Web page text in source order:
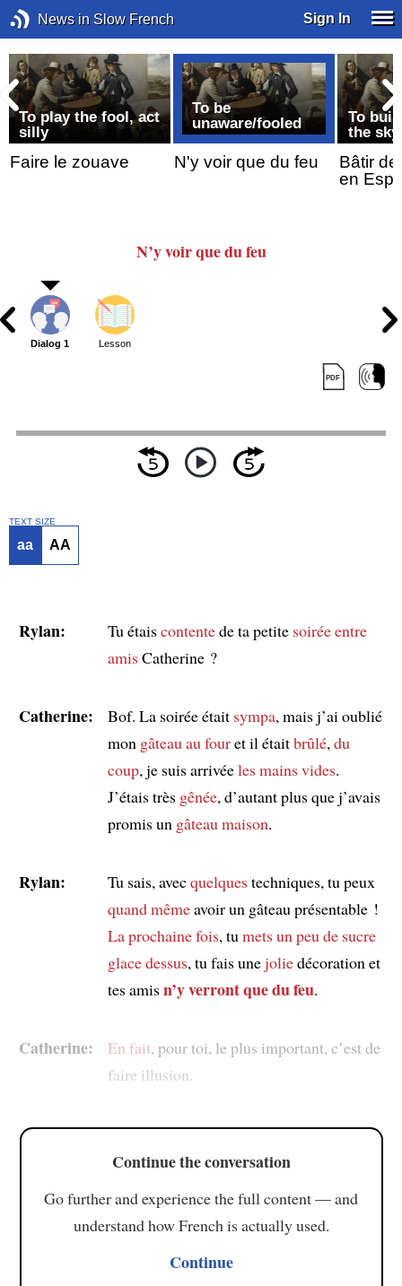
News in Slow French Sign In
To play the fool, act
silly
Faire le zouave
To be
unaware/fooled
N'y voir que du feu
To
the sky
Bâtir
en
N’y voir que du feu
Dialog 1 Lesson
TEXT SIZE
aa AA
Rylan: Tu étaiscontentede ta petite soiréeentre
amisCatherine ?
Catherine: Bof. La soirée était sympa, mais j’ai oublié
mon gâteau au fouret il étaitbrûlé, du
coup, je suis arrivéeles mains vides.
J’étais très gênée, d’autant plus que j’avais
promis un gâteau maison.
Rylan: Tu sais, avecquelquestechniques, tu peux
quand mêmeavoir un gâteau présentable !
La prochaine fois, tu metsun peu de sucre
glacedessus, tu fais unejoliedécoration et
tes amisn’y verront que du feu.
Catherine: En fait, pour toi, le plus important, c’est de
faire illusion.
Continue the conversation
Go further and experience the full content — and
understand how French is actually used.
Continue